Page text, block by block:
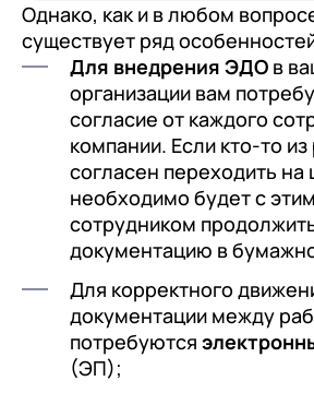
Однако, как и в любом
существует ряд
Для внедрения ЭДО в
организации вам
согласие от каждого
компании. Если кто-то
согласен переходить на
необходимо будет с
сотрудником
документацию в
Для корректного
документации между
потребуются
(ЭП);